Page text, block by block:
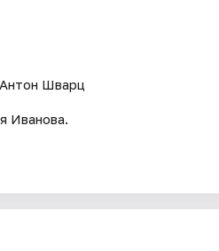
Шварц
Иванова.